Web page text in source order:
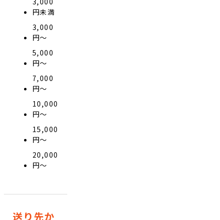
円未満
3,000
円〜
5,000
円〜
7,000
円〜
10,000
円〜
15,000
円〜
20,000
円〜
送り先か